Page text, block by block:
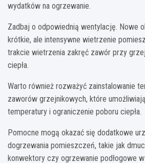
wydatków na ogrzewanie.
Zadbaj o odpowiednią wentylację. Nowe
krótkie, ale intensywne wietrzenie
trakcie wietrzenia zakręć zawór przy
ciepła.
Warto również rozważyć zainstalowanie
zaworów grzejnikowych, które
temperatury i ograniczenie poboru ciepła.
Pomocne mogą okazać się dodatkowe
dogrzewania pomieszczeń, takie jak
konwektory czy ogrzewanie podłogowe w